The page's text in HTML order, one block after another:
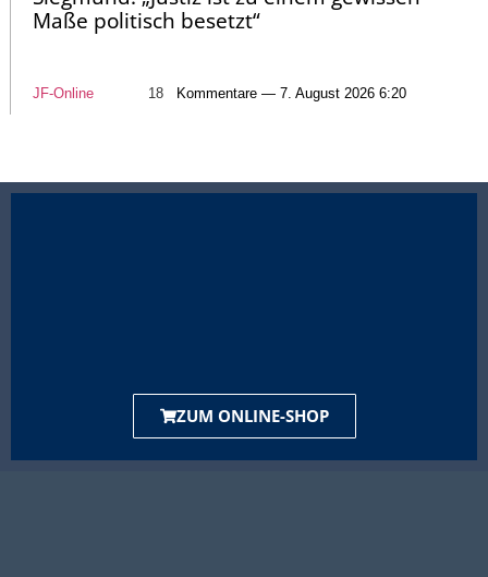
Maße politisch besetzt“
JF-Online 18 Kommentare — 7. August 2026 6:20
ZUM ONLINE-SHOP